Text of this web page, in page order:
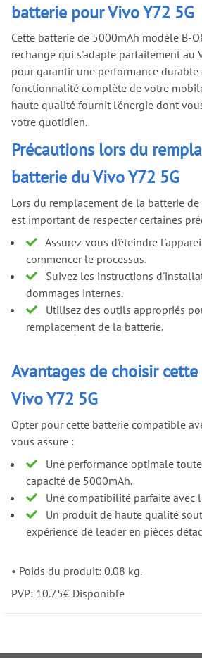
batterie pour Vivo Y72 5G
Cette batterie de 5000mAh modèle B-
rechange qui s'adapte parfaitement au
pour garantir une performance durable
fonctionnalité complète de votre
haute qualité fournit l'énergie dont
votre quotidien.
Précautions lors du
batterie du Vivo Y72 5G
Lors du remplacement de la batterie
est important de respecter certaines
Assurez-vous d'éteindre
commencer le processus.
Suivez les instructions
dommages internes.
Utilisez des outils appropriés
remplacement de la batterie.
Avantages de choisir
Vivo Y72 5G
Opter pour cette batterie compatible
vous assure :
Une performance optimale
capacité de 5000mAh.
Une compatibilité parfaite avec
Un produit de haute qualité
expérience de leader en pièces
• Poids du produit: 0.08 kg.
PVP: 10.75€ Disponible